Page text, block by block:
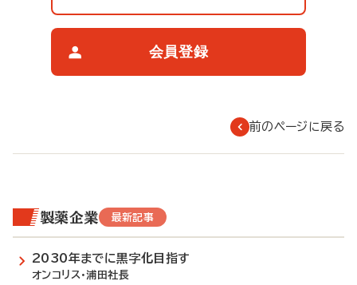
会員登録
前のページに戻る
製薬企業 最新記事
2030年までに黒字化目指す
オンコリス・浦田社長